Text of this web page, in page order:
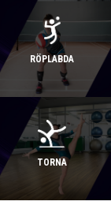
RÖPLABDA
TORNA